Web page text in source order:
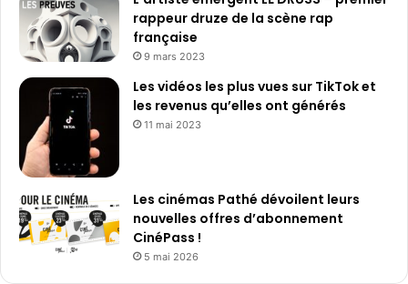
rappeur druze de la scène rap
française
9 mars 2023
Les vidéos les plus vues sur TikTok et
les revenus qu’elles ont générés
11 mai 2023
Les cinémas Pathé dévoilent leurs
nouvelles offres d’abonnement
CinéPass !
5 mai 2026